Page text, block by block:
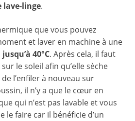
lave-linge.
que vous pouvez
et laver en machine à une
jusqu’à 40°C. Après cela, il faut
le soleil afin qu’elle sèche
l’enfiler à nouveau sur
il n’y a que le cœur en
qui n’est pas lavable et vous
le faire car il bénéficie d’un